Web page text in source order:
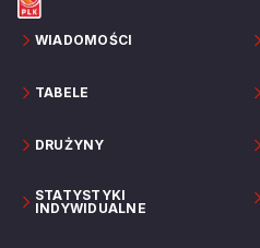
WIADOMOŚCI
TABELE
DRUŻYNY
STATYSTYKI
INDYWIDUALNE